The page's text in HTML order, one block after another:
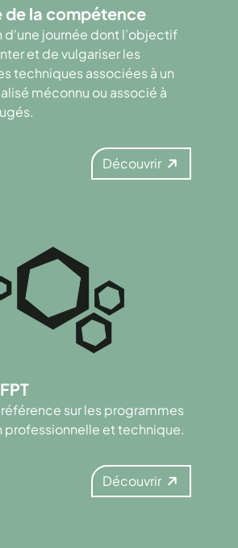
de la compétence
journée dont l’objectif
et de vulgariser les
techniques associées à un
méconnu ou associé à
Découvrir
sur les programmes
professionnelle et technique.
Découvrir